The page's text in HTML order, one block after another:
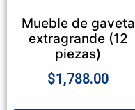
Mueble de gaveta
extragrande (12
piezas)
$1,788.00